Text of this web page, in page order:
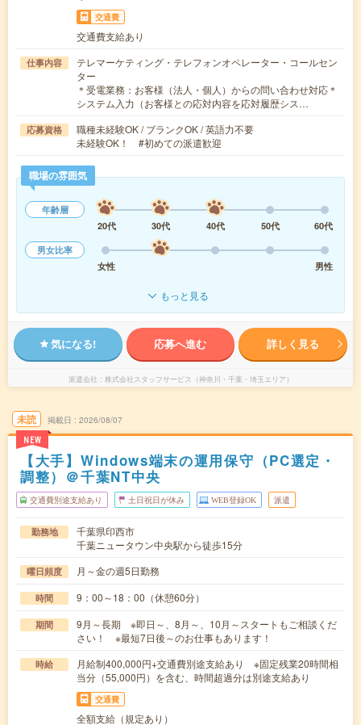
交通費
交通費支給あり
仕事内容
テレマーケティング・テレフォンオペレーター・コールセン
ター
＊受電業務：お客様（法人・個人）からの問い合わせ対応＊
システム入力（お客様との応対内容を応対履歴シス…
応募資格
職種未経験OK / ブランクOK / 英語力不要
未経験OK！ #初めての派遣歓迎
職場の雰囲気
年齢層
20代
30代 40代 50代
60代
男女比率
女性
男性
もっと見る
気になる! 応募へ進む 詳しく見る
派遣会社 株式会社スタッフサービス（神奈川・千葉・埼玉エリア）
未読
NEW
掲載日 2026/08/07
【大手】Windows端末の運用保守（PC選定・
調整）＠千葉NT中央
交通費別途支給あり 土日祝日が休み WEB登録OK 派遣
勤務地
千葉県印西市
千葉ニュータウン中央駅から徒歩15分
曜日頻度 月～金の週5日勤務
時間 9：00～18：00（休憩60分）
期間
9月～長期 ※即日～、8月～、10月～スタートもご相談くだ
さい！ ※最短7日後～のお仕事もあります！
時給
月給制400,000円+交通費別途支給あり ※固定残業20時間相
当分（55,000円）を含む、時間超過分は別途支給あり
交通費
全額支給（規定あり）